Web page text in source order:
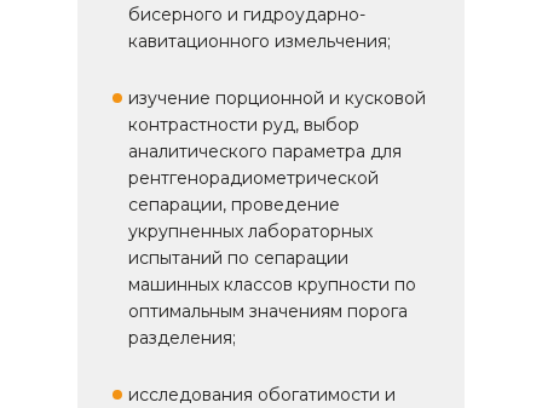
бисерного и гидроударно-
кавитационного измельчения;
изучение порционной и кусковой
контрастности руд, выбор
аналитического параметра для
рентгенорадиометрической
сепарации, проведение
укрупненных лабораторных
испытаний по сепарации
машинных классов крупности по
оптимальным значениям порога
разделения;
исследования обогатимости и